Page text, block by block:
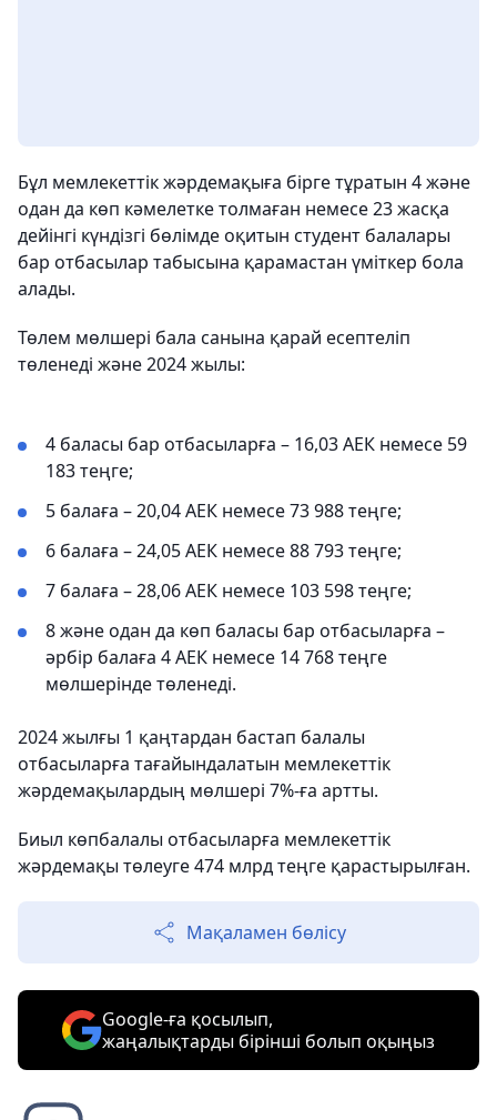
Бұл мемлекеттік жәрдемақыға бірге тұратын 4 және
одан да көп кәмелетке толмаған немесе 23 жасқа
дейінгі күндізгі бөлімде оқитын студент балалары
бар отбасылар табысына қарамастан үміткер бола
алады.
Төлем мөлшері бала санына қарай есептеліп
төленеді және 2024 жылы:
4 баласы бар отбасыларға – 16,03 АЕК немесе 59
183 теңге;
5 балаға – 20,04 АЕК немесе 73 988 теңге;
6 балаға – 24,05 АЕК немесе 88 793 теңге;
7 балаға – 28,06 АЕК немесе 103 598 теңге;
8 және одан да көп баласы бар отбасыларға –
әрбір балаға 4 АЕК немесе 14 768 теңге
мөлшерінде төленеді.
2024 жылғы 1 қаңтардан бастап балалы
отбасыларға тағайындалатын мемлекеттік
жәрдемақылардың мөлшері 7%-ға артты.
Биыл көпбалалы отбасыларға мемлекеттік
жәрдемақы төлеуге 474 млрд теңге қарастырылған.
Мақаламен бөлісу
Google-ға қосылып,
жаңалықтарды бірінші болып оқыңыз